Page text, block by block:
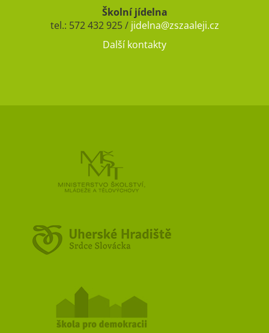
Školní jídelna
tel.: 572 432 925 / jidelna@zszaaleji.cz
Další kontakty